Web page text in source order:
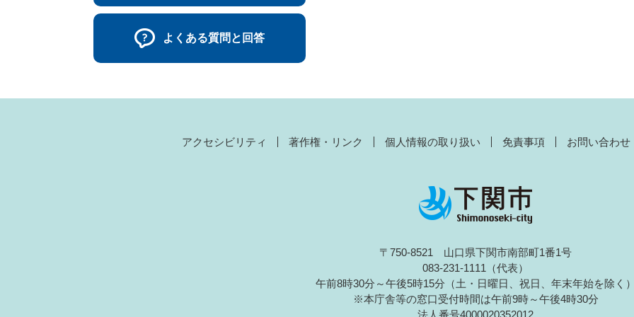
よくある質問と回答
アクセシビリティ 著作権・リンク 個人情報の取り扱い 免責事項 お問い合わせ
〒750-8521 山口県下関市南部町1番1号
083-231-1111（代表）
午前8時30分～午後5時15分（土・日曜日、祝日、年末年始を除く）
※本庁舎等の窓口受付時間は午前9時～午後4時30分
法人番号4000020352012